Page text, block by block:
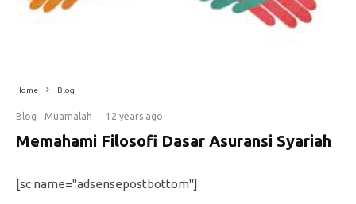
Home Blog
Blog Muamalah · 12 years ago
Memahami Filosofi Dasar Asuransi Syariah
[sc name="adsensepostbottom"]